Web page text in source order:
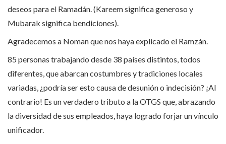
deseos para el Ramadán. (Kareem significa generoso y
Mubarak significa bendiciones).
Agradecemos a Noman que nos haya explicado el Ramzán.
85 personas trabajando desde 38 países distintos, todos
diferentes, que abarcan costumbres y tradiciones locales
variadas, ¿podría ser esto causa de desunión o indecisión? ¡Al
contrario! Es un verdadero tributo a la OTGS que, abrazando
la diversidad de sus empleados, haya logrado forjar un vínculo
unificador.